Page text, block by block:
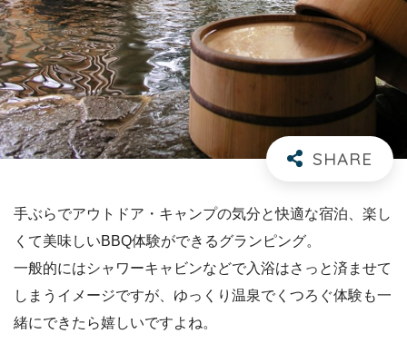
手ぶらでアウトドア・キャンプの気分と快適な宿泊、楽し
くて美味しいBBQ体験ができるグランピング。
一般的にはシャワーキャビンなどで入浴はさっと済ませて
しまうイメージですが、ゆっくり温泉でくつろぐ体験も一
緒にできたら嬉しいですよね。